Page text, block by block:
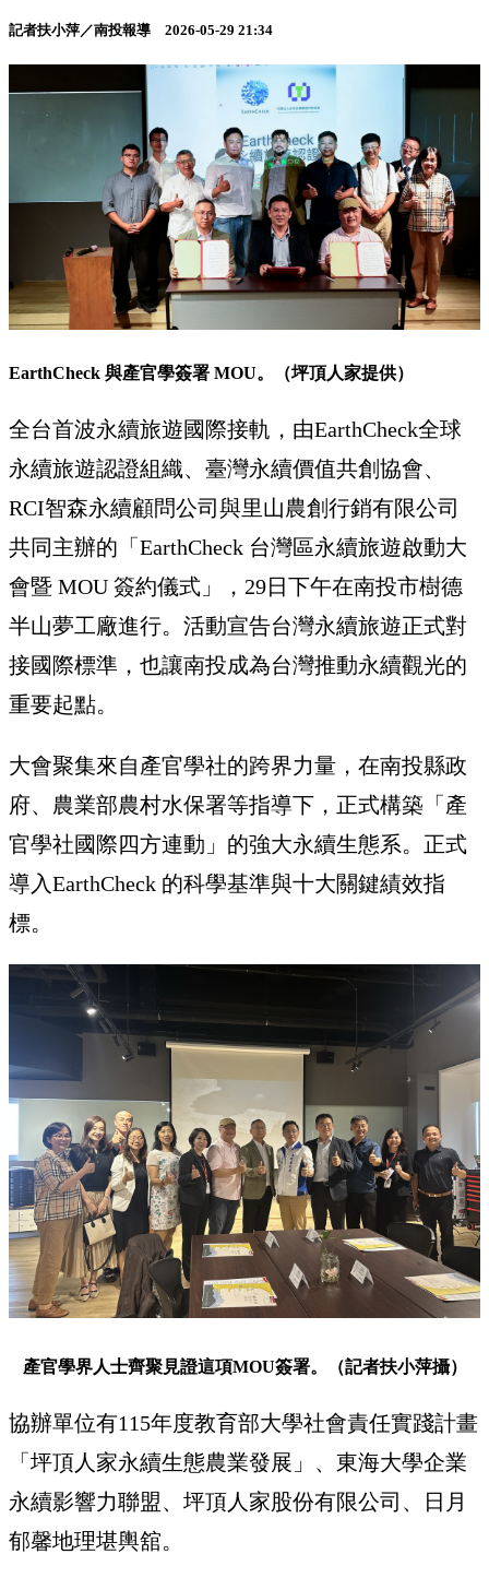
記者扶小萍／南投報導 2026-05-29 21:34
EarthCheck 與產官學簽署 MOU。（坪頂人家提供）
全台首波永續旅遊國際接軌，由EarthCheck全球
永續旅遊認證組織、臺灣永續價值共創協會、
RCI智森永續顧問公司與里山農創行銷有限公司
共同主辦的「EarthCheck 台灣區永續旅遊啟動大
會暨 MOU 簽約儀式」，29日下午在南投市樹德
半山夢工廠進行。活動宣告台灣永續旅遊正式對
接國際標準，也讓南投成為台灣推動永續觀光的
重要起點。
大會聚集來自產官學社的跨界力量，在南投縣政
府、農業部農村水保署等指導下，正式構築「產
官學社國際四方連動」的強大永續生態系。正式
導入EarthCheck 的科學基準與十大關鍵績效指
標。
產官學界人士齊聚見證這項MOU簽署。（記者扶小萍攝）
協辦單位有115年度教育部大學社會責任實踐計畫
「坪頂人家永續生態農業發展」、東海大學企業
永續影響力聯盟、坪頂人家股份有限公司、日月
郁馨地理堪輿舘。